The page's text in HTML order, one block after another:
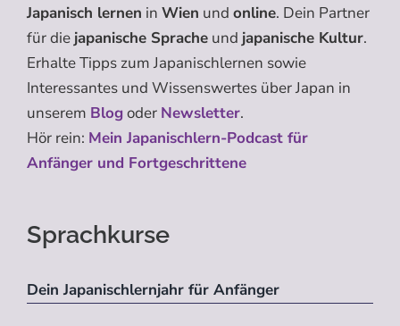
Japanisch lernen in Wien und online. Dein Partner
für die japanische Sprache und japanische Kultur.
Erhalte Tipps zum Japanischlernen sowie
Interessantes und Wissenswertes über Japan in
unserem Blogoder Newsletter.
Hör rein: Mein Japanischlern-Podcast für
Anfänger und Fortgeschrittene
Sprachkurse
Dein Japanischlernjahr für Anfänger